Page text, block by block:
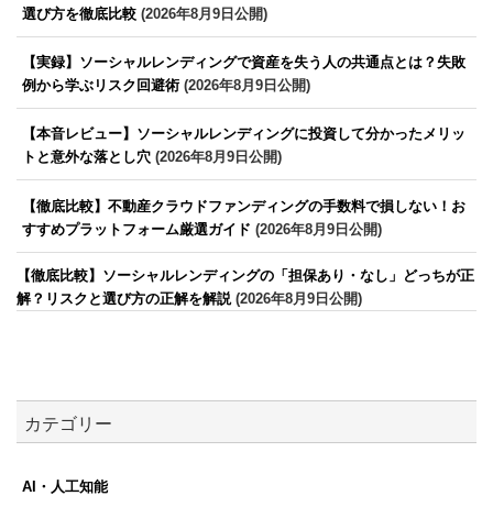
選び方を徹底比較 (2026年8月9日公開)
【実録】ソーシャルレンディングで資産を失う人の共通点とは？失敗
例から学ぶリスク回避術 (2026年8月9日公開)
【本音レビュー】ソーシャルレンディングに投資して分かったメリッ
トと意外な落とし穴 (2026年8月9日公開)
【徹底比較】不動産クラウドファンディングの手数料で損しない！お
すすめプラットフォーム厳選ガイド (2026年8月9日公開)
【徹底比較】ソーシャルレンディングの「担保あり・なし」どっちが正
解？リスクと選び方の正解を解説(2026年8月9日公開)
カテゴリー
AI・人工知能